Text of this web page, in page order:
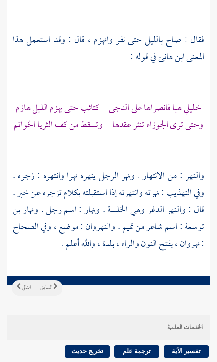
فقال : صاح بالليل حتى نفر وانهزم ، قال : وقد استعمل هذا
المعنىابن هانئفي قوله :
خليلي هبا فانصراها على الدجى كتائب حتى يهزم الليل هازم
وحتى ترى الجوزاء تنثر عقدها وتسقط من كف الثريا الخواتم
والنهر : من الانتهار . ونهر الرجل ينهره نهرا وانتهره : زجره .
وفي التهذيب : نهرته وانتهرته إذا استقبلته بكلام تزجره عن خبر .
قال : والنهر الدغر وهي الخلسة . ونهار : اسم رجل . ونهار بن
توسعة : اسم شاعر منتميم.والنهروان: موضع ، وفي الصحاح
: نهروان ، بفتح النون والراء ، بلدة ، والله أعلم .
التالي السابق
الخدمات العلمية
تفسير الآية ترجمة علم تخريج حديث